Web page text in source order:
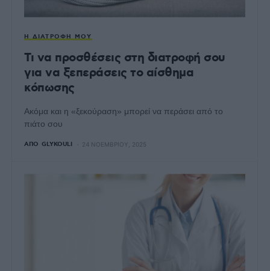
Η ΔΙΑΤΡΟΦΉ ΜΟΥ
Τι να προσθέσεις στη διατροφή σου
για να ξεπεράσεις το αίσθημα
κόπωσης
Ακόμα και η «ξεκούραση» μπορεί να περάσει από το
πιάτο σου
ΑΠΌ GLYKOULI 24 ΝΟΕΜΒΡΊΟΥ, 2025